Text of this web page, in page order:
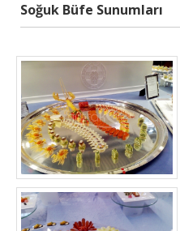
Soğuk Büfe Sunumları